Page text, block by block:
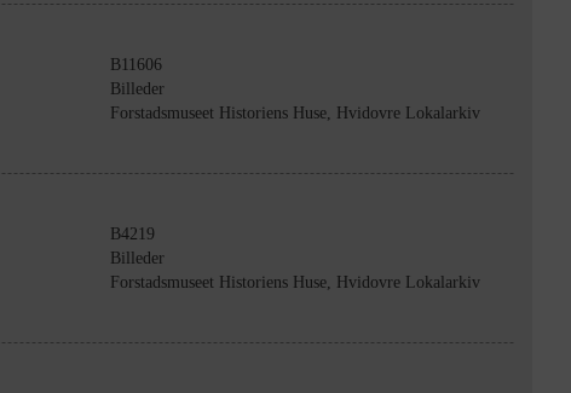
B11606
Billeder
Forstadsmuseet Historiens Huse, Hvidovre Lokalarkiv
B4219
Billeder
Forstadsmuseet Historiens Huse, Hvidovre Lokalarkiv